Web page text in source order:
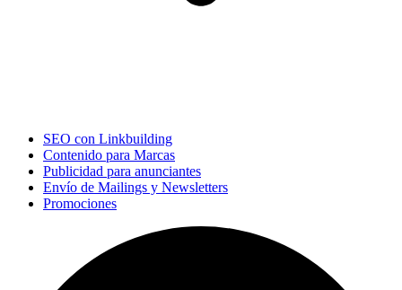
SEO con Linkbuilding
Contenido para Marcas
Publicidad para anunciantes
Envío de Mailings y Newsletters
Promociones